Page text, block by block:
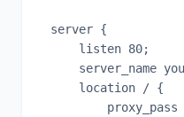
server {
    listen 80;
server_name
    location / {
proxy_pass